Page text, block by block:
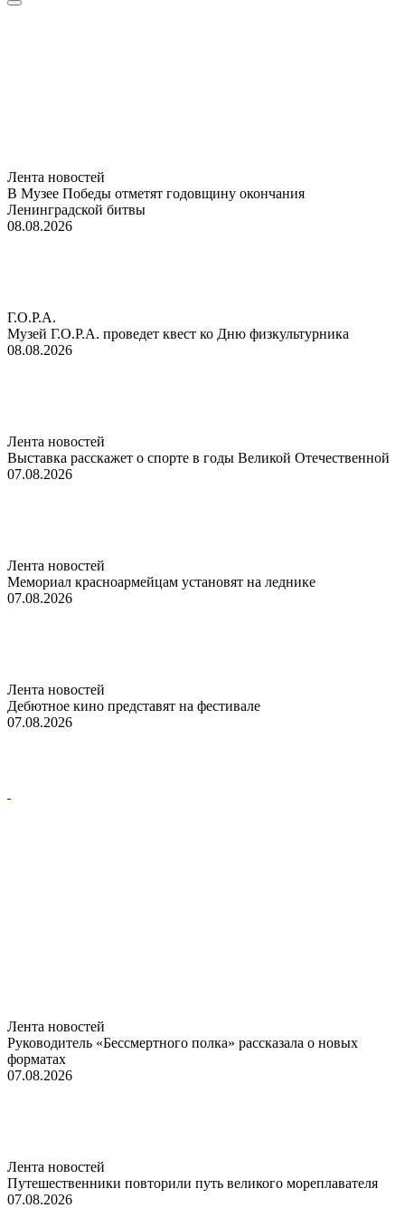
Лента новостей
В Музее Победы отметят годовщину окончания
Ленинградской битвы
08.08.2026
Г.О.Р.А.
Музей Г.О.Р.А. проведет квест ко Дню физкультурника
08.08.2026
Лента новостей
Выставка расскажет о спорте в годы Великой Отечественной
07.08.2026
Лента новостей
Мемориал красноармейцам установят на леднике
07.08.2026
Лента новостей
Дебютное кино представят на фестивале
07.08.2026
Лента новостей
Руководитель «Бессмертного полка» рассказала о новых
форматах
07.08.2026
Лента новостей
Путешественники повторили путь великого мореплавателя
07.08.2026